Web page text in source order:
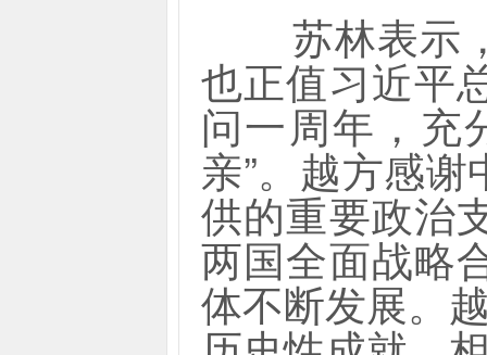
苏林表示，
也正值习近平
问一周年，充
亲”。越方感
供的重要政治
两国全面战略
体不断发展。